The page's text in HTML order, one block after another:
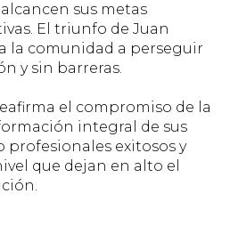
sus metas
El triunfo de Juan
la comunidad a perseguir
y sin barreras.
el compromiso de la
integral de sus
profesionales exitosos y
que dejan en alto el